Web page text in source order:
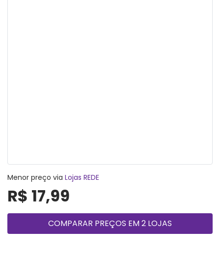
Menor preço via Lojas REDE
R$ 17,99
COMPARAR PREÇOS EM 2 LOJAS